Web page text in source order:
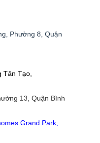
Phường 8, Quận
Tạo,
13, Quận Bình
Grand Park